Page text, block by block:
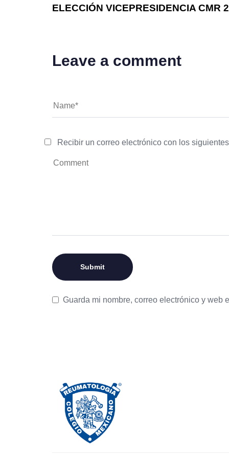
ELECCIÓN VICEPRESIDENCIA CMR
Leave a comment
Guarda mi nombre, correo electrónico y web
Recibir un correo electrónico con los